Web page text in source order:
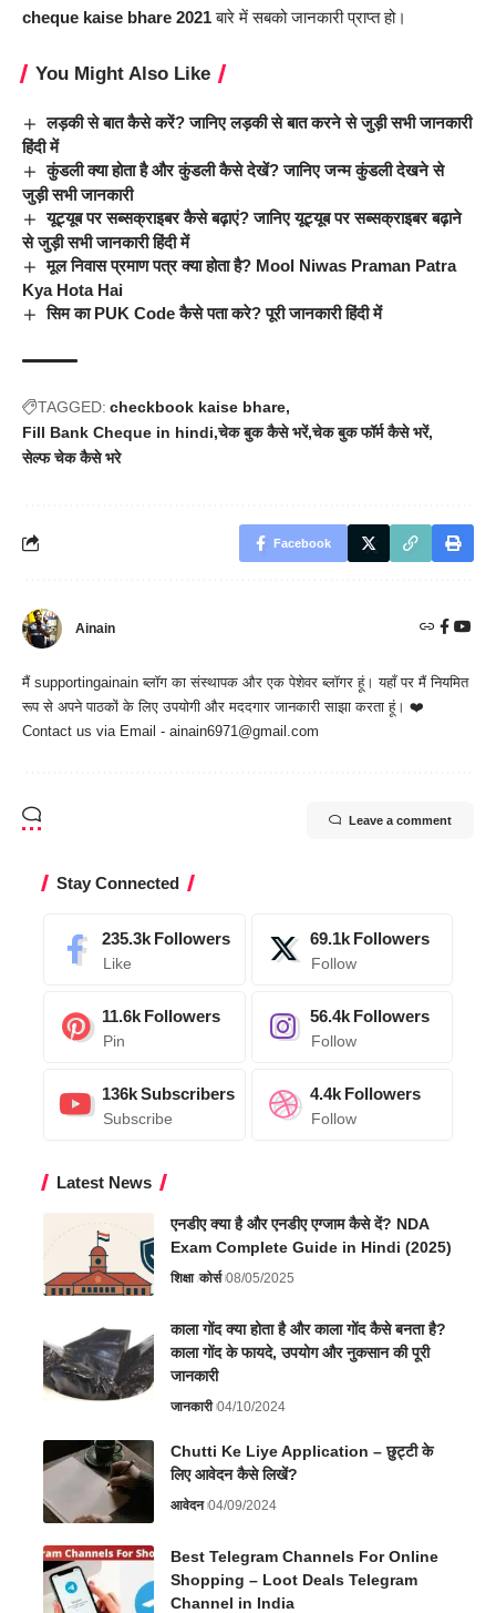
cheque kaise bhare 2021बारे में सबको जानकारी प्राप्त हो।
You Might Also Like
लड़की से बात कैसे करें? जानिए लड़की से बात करने से जुड़ी सभी जानकारी
हिंदी में
कुंडली क्या होता है और कुंडली कैसे देखें? जानिए जन्म कुंडली देखने से
जुड़ी सभी जानकारी
यूट्यूब पर सब्सक्राइबर कैसे बढ़ाएं? जानिए यूट्यूब पर सब्सक्राइबर बढ़ाने
से जुड़ी सभी जानकारी हिंदी में
मूल निवास प्रमाण पत्र क्या होता है? Mool Niwas Praman Patra
Kya Hota Hai
सिम का PUK Code कैसे पता करे? पूरी जानकारी हिंदी में
TAGGED: checkbook kaise bhare
Fill Bank Cheque in hindi चेक बुक कैसे भरें चेक बुक फॉर्म कैसे भरें
सेल्फ चेक कैसे भरे
Facebook
Ainain
मैं supportingainain ब्लॉग का संस्थापक और एक पेशेवर ब्लॉगर हूं। यहाँ पर मैं नियमित
रूप से अपने पाठकों के लिए उपयोगी और मददगार जानकारी साझा करता हूं। ❤️
Contact us via Email - ainain6971@gmail.com
Leave a comment
Stay Connected
235.3k Followers
Like
69.1k Followers
Follow
11.6k Followers
Pin
56.4k Followers
Follow
136kSubscribers
Subscribe
4.4k Followers
Follow
Latest News
एनडीए क्या है और एनडीए एग्जाम कैसे दें? NDA
Exam Complete Guide in Hindi (2025)
शिक्षा कोर्स 08/05/2025
काला गोंद क्या होता है और काला गोंद कैसे बनता है?
काला गोंद के फायदे, उपयोग और नुकसान की पूरी
जानकारी
जानकारी 04/10/2024
Chutti Ke Liye Application – छुट्टी के
लिए आवेदन कैसे लिखें?
आवेदन 04/09/2024
Best Telegram Channels For Online
Shopping – Loot Deals Telegram
Channel in India